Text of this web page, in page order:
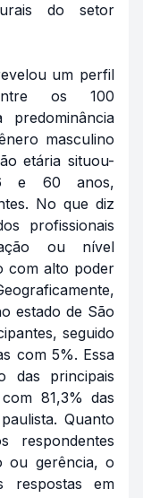
do setor
um perfil
os 100
predominância
masculino
etária situou-
e 60 anos,
No que diz
profissionais
ou nível
com alto poder
estado de São
seguido
com 5%. Essa
das principais
81,3% das
Quanto
respondentes
ou gerência, o
respostas em